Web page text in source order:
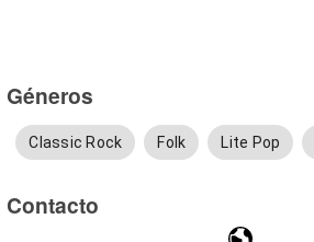
Géneros
Classic Rock Folk Lite Pop
Contacto